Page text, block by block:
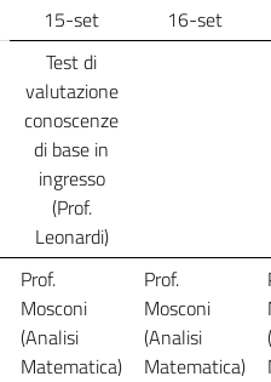
15-set 16-set
Test di
valutazione
conoscenze
di base in
ingresso
(Prof.
Leonardi)
Prof.
Mosconi
(Analisi
Matematica)
Prof.
Mosconi
(Analisi
Matematica)